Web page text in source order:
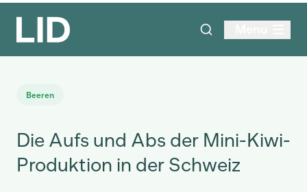
Beeren
Die Aufs und Abs der Mini-Kiwi-
Produktion in der Schweiz